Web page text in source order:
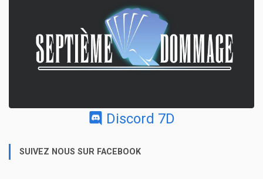
Discord 7D
SUIVEZ NOUS SUR FACEBOOK